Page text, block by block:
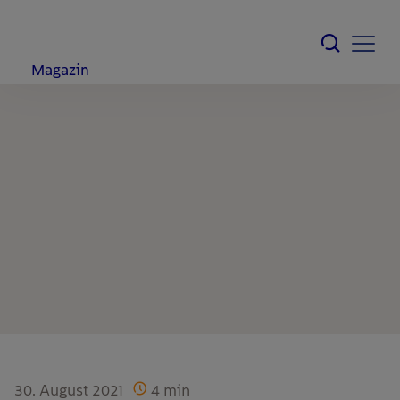
Magazin
30. August 2021 4 min